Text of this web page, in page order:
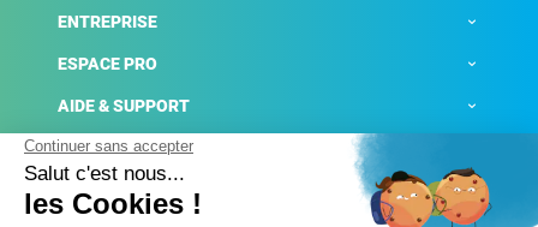
ENTREPRISE
ESPACE PRO
AIDE & SUPPORT
ACTUALITÉS